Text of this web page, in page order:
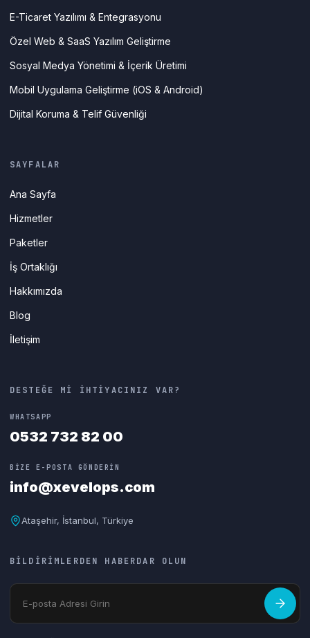
E-Ticaret Yazılımı & Entegrasyonu
Özel Web & SaaS Yazılım Geliştirme
Sosyal Medya Yönetimi & İçerik Üretimi
Mobil Uygulama Geliştirme (iOS & Android)
Dijital Koruma & Telif Güvenliği
SAYFALAR
Ana Sayfa
Hizmetler
Paketler
İş Ortaklığı
Hakkımızda
Blog
İletişim
DESTEĞE Mİ İHTİYACINIZ VAR?
WHATSAPP
0532 732 82 00
BİZE E-POSTA GÖNDERİN
info@xevelops.com
Ataşehir, İstanbul, Türkiye
BİLDİRİMLERDEN HABERDAR OLUN